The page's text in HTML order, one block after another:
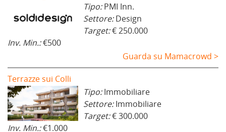
Tipo:PMI Inn.
Settore:Design
Target:€ 250.000
Inv. Min.:€500
Guarda su Mamacrowd >
Terrazze sui Colli
Tipo:Immobiliare
Settore:Immobiliare
Target:€ 300.000
Inv. Min.:€1.000